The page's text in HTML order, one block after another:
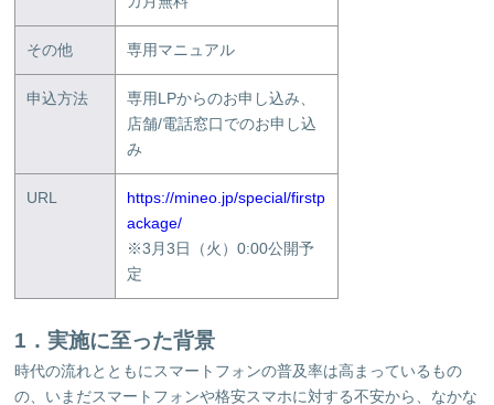
その他 専用マニュアル
申込方法
専用LPからのお申し込み、
店舗/電話窓口でのお申し込
み
URL
https://mineo.jp/special/firstp
ackage/
※3月3日（火）0:00公開予
定
1．実施に至った背景
時代の流れとともにスマートフォンの普及率は高まっているもの
の、いまだスマートフォンや格安スマホに対する不安から、なかな